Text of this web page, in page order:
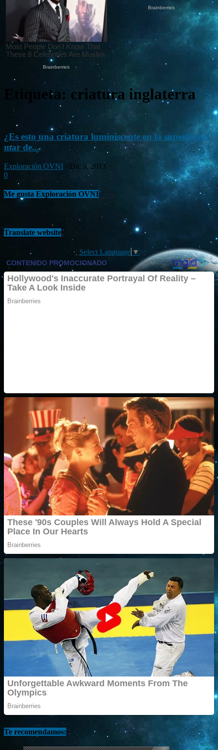
Etiqueta: criatura inglaterra
¿Es esto una criatura luminiscente en la superfie del
mar de...
Exploración OVNI - Dic 9, 2013
0
Me gusta Exploración OVNI
Translate website
Select Language ▼
Te recomendamos: